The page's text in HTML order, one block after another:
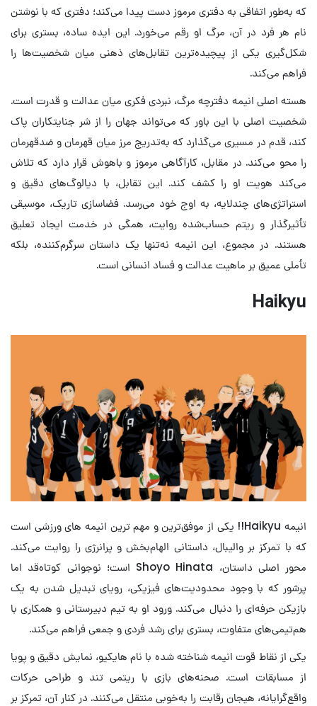
که به‌طور اتفاقی به دفتری مرموز دست پیدا می‌کند؛ دفتری که با نوشتن
نام هر فرد در آن، مرگ او رقم می‌خورد. این ایده ساده، بستری برای
شکل‌گیری یکی از پیچیده‌ترین تقابل‌های ذهنی میان شخصیت‌ها را
فراهم می‌کند.
هسته اصلی انیمه دفترچه مرگ، نبردی فکری میان عدالت و قدرت است.
شخصیت اصلی با این باور که می‌تواند جهان را از شر جنایتکاران پاک
کند، قدم در مسیری می‌گذارد که به‌تدریج مرز میان قهرمان و ضدقهرمان
را محو می‌کند. در مقابل، کارآگاهی مرموز و باهوش قرار دارد که تلاش
می‌کند هویت او را کشف کند. این تقابل، با دیالوگ‌های دقیق و
استراتژی‌های چندلایه، به اوج خود می‌رسد. فضاسازی تاریک، موسیقی
تأثیرگذار و ریتم حساب‌شده روایت، همگی در خدمت ایجاد تعلیق
هستند. در مجموع، این انیمه نه‌تنها یک داستان سرگرم‌کننده، بلکه
تأملی عمیق بر ماهیت عدالت و فساد انسانی است.
Haikyu
انیمه Haikyu!! یکی از موفق‌ترین و مهم ترین انیمه های ورزشی است
که با تمرکز بر والیبال، داستانی الهام‌بخش و پرانرژی را روایت می‌کند.
محور اصلی داستان، Shoyo Hinata است؛ نوجوانی کوتاه‌قد اما
پرشور که با وجود محدودیت‌های فیزیکی، رویای تبدیل شدن به یک
بازیکن حرفه‌ای را دنبال می‌کند. ورود او به تیم دبیرستانی و همکاری با
هم‌تیمی‌های متفاوت، بستری برای رشد فردی و جمعی فراهم می‌کند.
یکی از نقاط قوت انیمه شناخته شده با نام هایکیو، نمایش دقیق و پویا
از مسابقات است. صحنه‌های بازی با ریتمی تند و طراحی حرکات
واقع‌گرایانه، هیجان رقابت را به‌خوبی منتقل می‌کنند. در کنار آن، تمرکز بر